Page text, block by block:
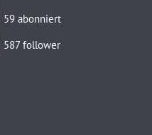
59 abonniert
587 follower